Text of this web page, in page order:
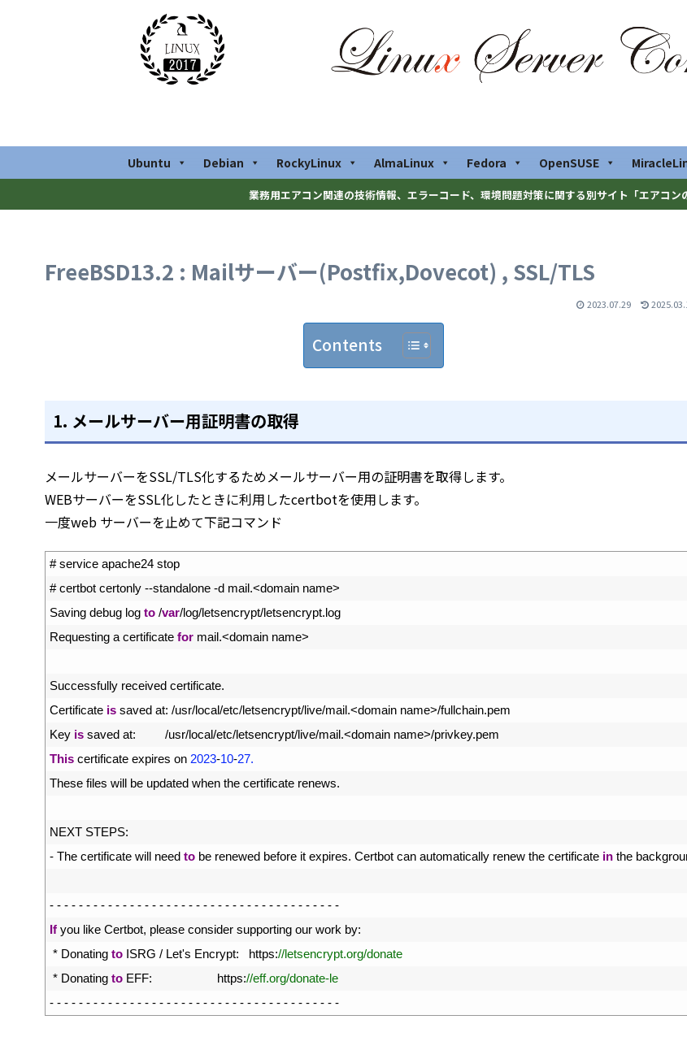
Ubuntu Debian RockyLinux AlmaLinux Fedora OpenSUSE
業務用エアコン関連の技術情報、エラーコード、環境問題対策に関する別サイト「エアコン
FreeBSD13.2 : Mailサーバー(Postfix,Dovecot) , SSL/TLS
2023.07.29
Contents
1. メールサーバー用証明書の取得
メールサーバーをSSL/TLS化するためメールサーバー用の証明書を取得します。
WEBサーバーをSSL化したときに利用したcertbotを使用します。
一度web サーバーを止めて下記コマンド
# service apache24 stop
# certbot certonly --standalone -d mail.<domain name>
Saving debug log to /var/log/letsencrypt/letsencrypt.log
Requesting a certificate for mail.<domain name>
Successfully received certificate.
Certificate is saved at: /usr/local/etc/letsencrypt/live/mail.<domain name>/fullchain.pem
Key is saved at: /usr/local/etc/letsencrypt/live/mail.<domain name>/privkey.pem
This certificate expires on 2023-10-27.
These files will be updated when the certificate renews.
NEXT STEPS:
- The certificate will need to be renewed before it expires. Certbot can automatically renew the certificate in the
- - - - - - - - - - - - - - - - - - - - - - - - - - - - - - - - - - - - - - - -
If you like Certbot, please consider supporting our work by:
* Donating to ISRG / Let's Encrypt: https://letsencrypt.org/donate
* Donating to EFF: https://eff.org/donate-le
- - - - - - - - - - - - - - - - - - - - - - - - - - - - - - - - - - - - - - - -